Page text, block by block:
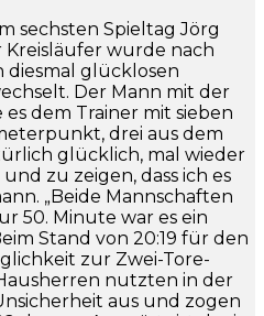
sechsten Spieltag Jörg
Kreisläufer wurde nach
glücklosen
Der Mann mit der
dem Trainer mit sieben
drei aus dem
glücklich, mal wieder
zu zeigen, dass ich es
„Beide Mannschaften
50. Minute war es ein
Stand von 20:19 für den
zur Zwei-Tore-
nutzten in der
aus und zogen